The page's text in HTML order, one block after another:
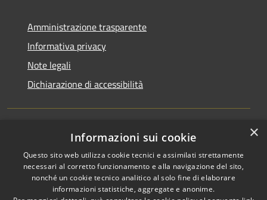
Amministrazione trasparente
Informativa privacy
Note legali
Dichiarazione di accessibilità
Accessibilità
Privacy
Copyright © 2026 • Comune di
Ucria • Powered by
Municipium• Accesso
redazione
×
Informazioni sui cookie
Questo sito web utilizza cookie tecnici e assimilati strettamente
necessari al corretto funzionamento e alla navigazione del sito,
nonché un cookie tecnico analitico al solo fine di elaborare
informazioni statistiche, aggregate e anonime.